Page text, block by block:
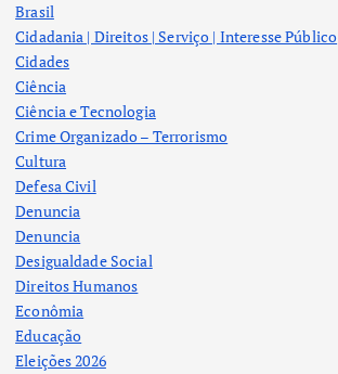
Brasil
Cidadania | Direitos | Serviço | Interesse Público
Cidades
Ciência
Ciência e Tecnologia
Crime Organizado – Terrorismo
Cultura
Defesa Civil
Denuncia
Denuncia
Desigualdade Social
Direitos Humanos
Econômia
Educação
Eleições 2026